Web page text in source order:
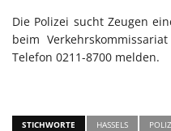
Die Polizei sucht Zeugen
beim
Telefon 0211-8700 melden.
STICHWORTE HASSELS